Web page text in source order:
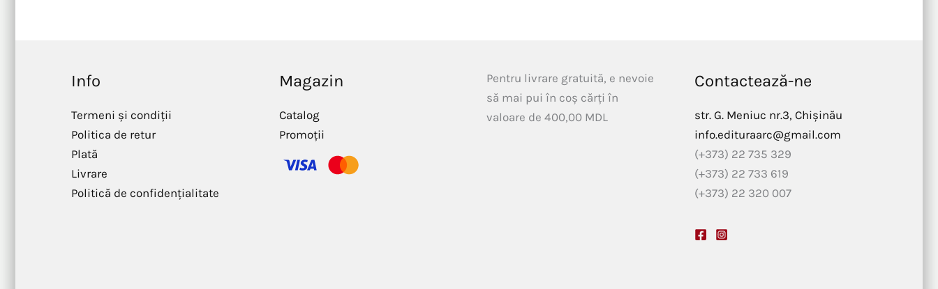
Info
Termeni și condiții
Politica de retur
Plată
Livrare
Politică de confidențialitate
Magazin
Catalog
Promoții
Pentru livrare gratuită, e nevoie
să mai pui în coș cărți în
valoare de 400,00 MDL
Contactează-ne
str. G. Meniuc nr.3, Chișinău
info.edituraarc@gmail.com
(+373) 22 735 329
(+373) 22 733 619
(+373) 22 320 007